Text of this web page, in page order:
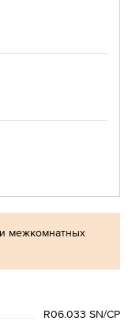
межкомнатных
R06.033 SN/CP